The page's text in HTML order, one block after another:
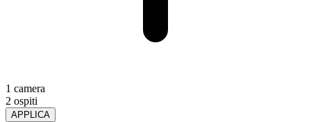
1 camera
2 ospiti
APPLICA